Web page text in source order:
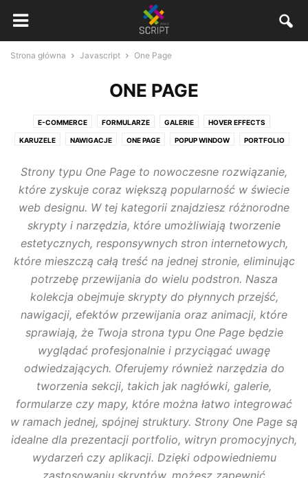
Strona główna Javascript One Page
ONE PAGE
E-COMMERCE FORMULARZE GALERIE HOVER EFFECTS
KARUZELE NAWIGACJE ONE PAGE POPUP WINDOW PORTFOLIO
Strony typu One Page to nowoczesne rozwiązanie,
które zyskuje coraz większą popularność w świecie
web designu. W tej kategorii znajdziesz różnorodne
skrypty i narzędzia, które umożliwiają tworzenie
estetycznych, responsywnych stron internetowych,
które mieszczą całą treść na jednej stronie, eliminując
potrzebę przewijania do wielu podstron. Nasza
kolekcja obejmuje skrypty do płynnych przejść,
nawigacji, efektów przewijania oraz animacji, które
sprawiają, że Twoja strona typu One Page będzie
wyglądać profesjonalnie i przyciągać uwagę
odwiedzających. Oferujemy również narzędzia do
tworzenia sekcji, takich jak nagłówki, galerie,
formularze czy mapy, które można łatwo integrować
w ramach jednej, spójnej struktury. Strony One Page są
idealne dla prezentacji portfolio, witryn promocyjnych,
wydarzeń czy aplikacji. Dzięki odpowiedniemu
zastosowaniu skryptów, możesz zapewnić